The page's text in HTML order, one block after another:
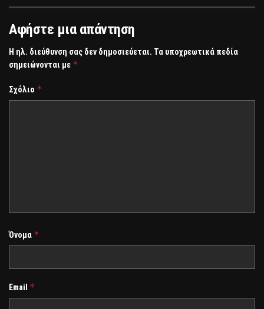
Αφήστε μια απάντηση
Η ηλ. διεύθυνση σας δεν δημοσιεύεται. Τα υποχρεωτικά πεδία
σημειώνονται με *
Σχόλιο *
Όνομα *
Email *